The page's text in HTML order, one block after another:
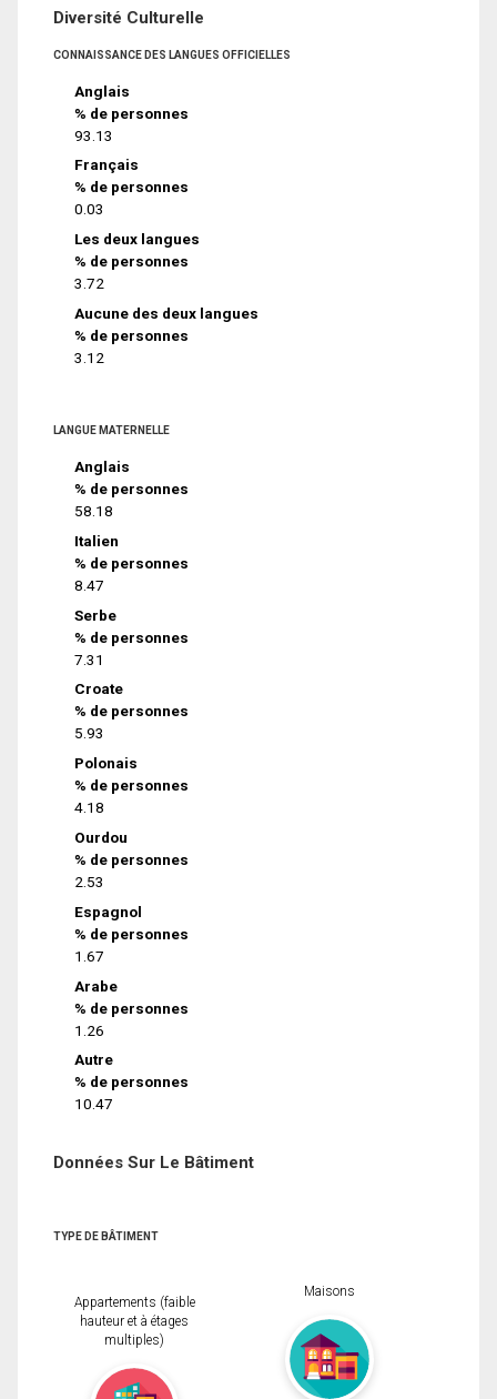
Diversité Culturelle
CONNAISSANCE DES LANGUES OFFICIELLES
Anglais
% de personnes
93.13
Français
% de personnes
0.03
Les deux langues
% de personnes
3.72
Aucune des deux langues
% de personnes
3.12
LANGUE MATERNELLE
Anglais
% de personnes
58.18
Italien
% de personnes
8.47
Serbe
% de personnes
7.31
Croate
% de personnes
5.93
Polonais
% de personnes
4.18
Ourdou
% de personnes
2.53
Espagnol
% de personnes
1.67
Arabe
% de personnes
1.26
Autre
% de personnes
10.47
Données Sur Le Bâtiment
TYPE DE BÂTIMENT
Appartements (faible
hauteur et à étages
multiples)
Maisons